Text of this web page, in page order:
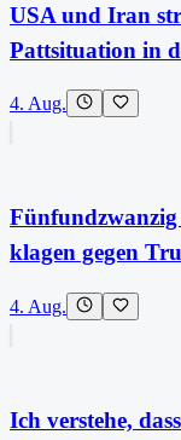
USA und Iran
Pattsituation in
4. Aug.
Fünfundzwanzig
klagen gegen
4. Aug.
Ich verstehe,